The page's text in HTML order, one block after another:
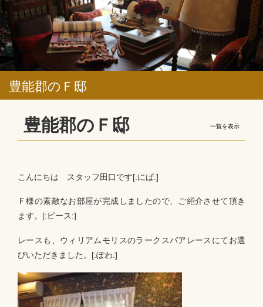
豊能郡のＦ邸
豊能郡のＦ邸 一覧を表示
こんにちは スタッフ田口です[:にぱ:]
Ｆ様の素敵なお部屋が完成しましたので、ご紹介させて頂き
ます。[:ピース:]
レースも、ウィリアムモリスのラークスパアレースにてお選
びいただきました。[:ぽわ:]